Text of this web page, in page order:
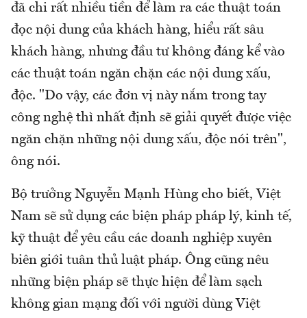
đã chi rất nhiều tiền để làm ra các thuật toán
đọc nội dung của khách hàng, hiểu rất sâu
khách hàng, nhưng đầu tư không đáng kể vào
các thuật toán ngăn chặn các nội dung xấu,
độc. "Do vậy, các đơn vị này nắm trong tay
công nghệ thì nhất định sẽ giải quyết được việc
ngăn chặn những nội dung xấu, độc nói trên",
ông nói.
Bộ trưởng Nguyễn Mạnh Hùng cho biết, Việt
Nam sẽ sử dụng các biện pháp pháp lý, kinh tế,
kỹ thuật để yêu cầu các doanh nghiệp xuyên
biên giới tuân thủ luật pháp. Ông cũng nêu
những biện pháp sẽ thực hiện để làm sạch
không gian mạng đối với người dùng Việt